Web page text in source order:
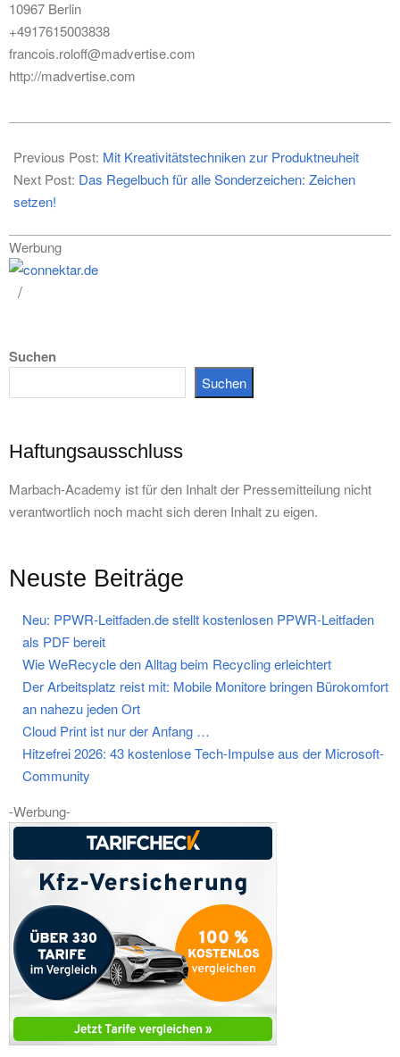
10967 Berlin
+4917615003838
francois.roloff@madvertise.com
http://madvertise.com
10-
16
Previous Post: Mit Kreativitätstechniken zur Produktneuheit
Next Post: Das Regelbuch für alle Sonderzeichen: Zeichen
setzen!
Werbung
Suchen
Suchen
Haftungsausschluss
Marbach-Academy ist für den Inhalt der Pressemitteilung nicht
verantwortlich noch macht sich deren Inhalt zu eigen.
Neuste Beiträge
Neu: PPWR-Leitfaden.de stellt kostenlosen PPWR-Leitfaden
als PDF bereit
Wie WeRecycle den Alltag beim Recycling erleichtert
Der Arbeitsplatz reist mit: Mobile Monitore bringen Bürokomfort
an nahezu jeden Ort
Cloud Print ist nur der Anfang …
Hitzefrei 2026: 43 kostenlose Tech-Impulse aus der Microsoft-
Community
-Werbung-